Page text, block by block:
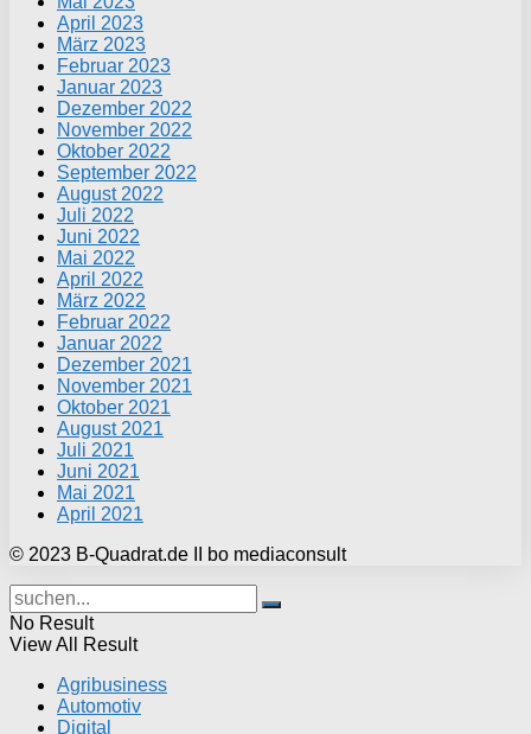
April 2023
März 2023
Februar 2023
Januar 2023
Dezember 2022
November 2022
Oktober 2022
September 2022
August 2022
Juli 2022
Juni 2022
Mai 2022
April 2022
März 2022
Februar 2022
Januar 2022
Dezember 2021
November 2021
Oktober 2021
August 2021
Juli 2021
Juni 2021
Mai 2021
April 2021
© 2023 B-Quadrat.de II bo mediaconsult
No Result
View All Result
Agribusiness
Automotiv
Digital